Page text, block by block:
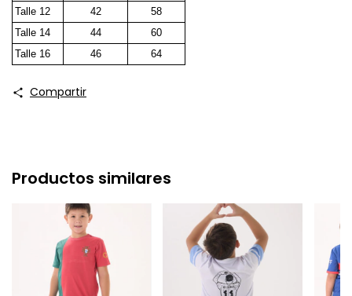
Talle 12
42
58
Talle 14
44
60
Talle 16
46 64
Compartir
Productos similares